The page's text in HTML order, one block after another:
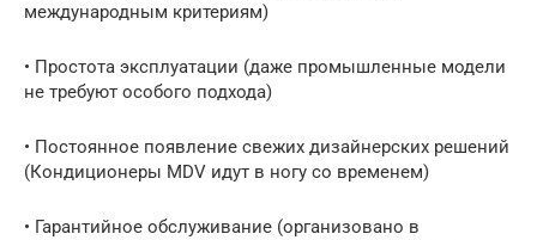
международным критериям)
• Простота эксплуатации (даже промышленные модели
не требуют особого подхода)
• Постоянное появление свежих дизайнерских решений
(Кондиционеры MDV идут в ногу со временем)
• Гарантийное обслуживание (организовано в